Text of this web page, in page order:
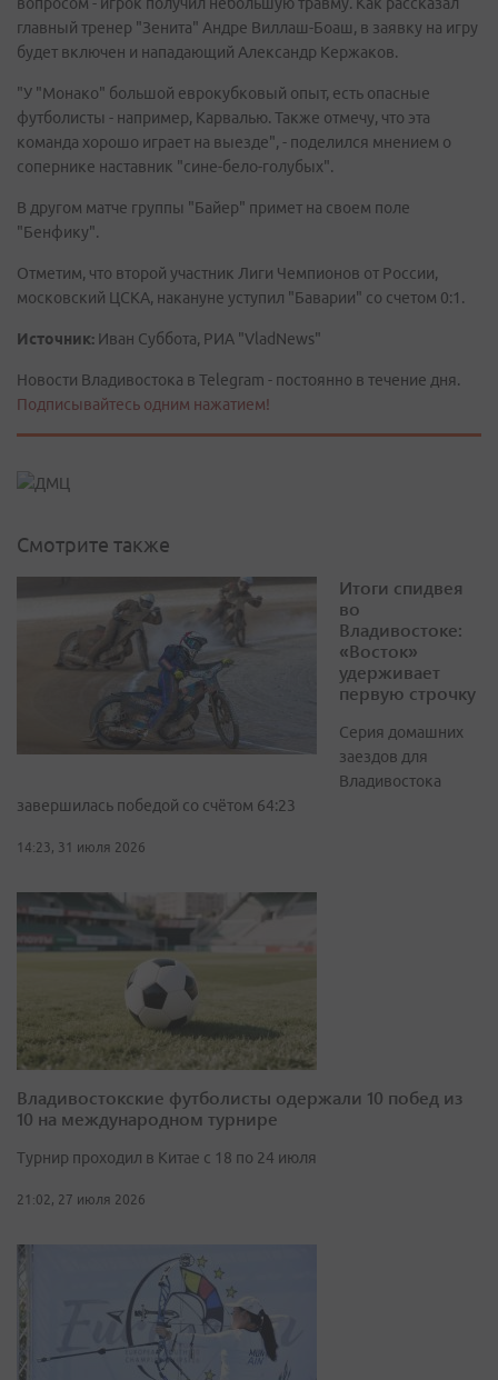
главный тренер "Зенита" Андре Виллаш-Боаш, в заявку на игру
будет включен и нападающий Александр Кержаков.
"У "Монако" большой еврокубковый опыт, есть опасные
футболисты - например, Карвалью. Также отмечу, что эта
команда хорошо играет на выезде", - поделился мнением о
сопернике наставник "сине-бело-голубых".
В другом матче группы "Байер" примет на своем поле
"Бенфику".
Отметим, что второй участник Лиги Чемпионов от России,
московский ЦСКА, накануне уступил "Баварии" со счетом 0:1.
Источник: Иван Суббота, РИА "VladNews"
Новости Владивостока в Telegram - постоянно в течение дня.
Подписывайтесь одним нажатием!
Смотрите также
Итоги спидвея
во
Владивостоке:
«Восток»
удерживает
первую строчку
Серия домашних
заездов для
Владивостока
завершилась победой со счётом 64:23
14:23, 31 июля 2026
Владивостокские футболисты одержали 10 побед из
10 на международном турнире
Турнир проходил в Китае с 18 по 24 июля
21:02, 27 июля 2026